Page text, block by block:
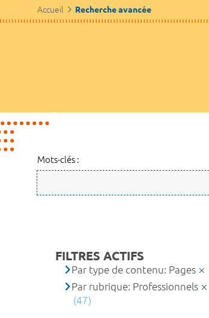
Accueil Recherche avancée
Mots-clés :
FILTRES ACTIFS
Par type de contenu: Pages
Par rubrique: Professionnels
(47)